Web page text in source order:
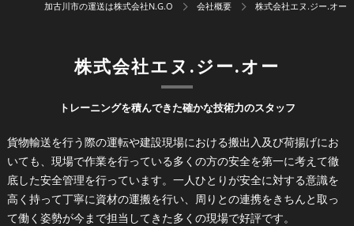
加古川市の運送は株式会社N.G.O 会社概要 株式会社エヌ.ジー.オー
トレーニングを積んできた確かな技術力のスタッフ
株式会社エヌ.ジー.オー
貨物輸送を行う際の運転や建設現場における搬出入及び荷揚げにお
いても、現場で作業を行っている多くの方の安全を第一に考えて徹
底した安全管理を行っています。一人ひとりが安全に対する意識を
高く持って丁寧に資材の運搬を行い、周りとの連携をきちんと取っ
て働く姿勢が今まで担当してきた多くの現場で好評です。